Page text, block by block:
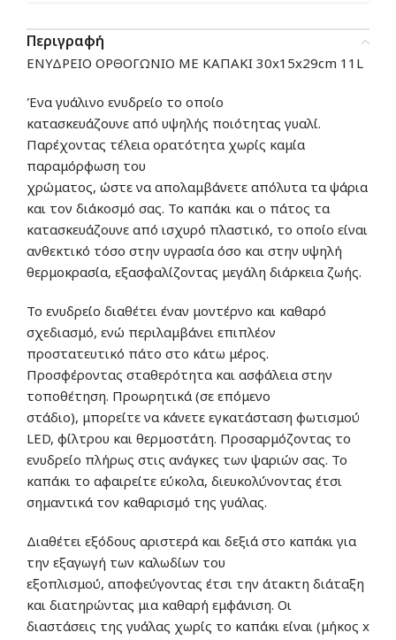
Περιγραφή
ΕΝΥΔΡΕΙΟ ΟΡΘΟΓΩΝΙΟ ΜΕ ΚΑΠΑΚΙ 30x15x29cm 11L
Ένα γυάλινο ενυδρείο το οποίο
κατασκευάζουνε από υψηλής ποιότητας γυαλί.
Παρέχοντας τέλεια ορατότητα χωρίς καμία
παραμόρφωση του
χρώματος, ώστε νααπολαμβάνετε απόλυτα τα ψάρια
και τον διάκοσμό σας. Το καπάκι και ο πάτος τα
κατασκευάζουνε από ισχυρό πλαστικό, το οποίο είναι
ανθεκτικό τόσο στην υγρασία όσο και στην υψηλή
θερμοκρασία, εξασφαλίζοντας μεγάλη διάρκεια ζωής.
Το ενυδρείο διαθέτει έναν μοντέρνο και καθαρό
σχεδιασμό, ενώ περιλαμβάνει επιπλέον
προστατευτικό πάτο στο κάτω μέρος.
Προσφέροντας σταθερότητα και ασφάλεια στην
τοποθέτηση. Προωρητικά(σε επόμενο
στάδιο), μπορείτε να κάνετε εγκατάσταση φωτισμού
LED, φίλτρου και θερμοστάτη. Προσαρμόζοντας το
ενυδρείο πλήρως στις ανάγκες των ψαριών σας. Το
καπάκι το αφαιρείτε εύκολα, διευκολύνοντας έτσι
σημαντικά τον καθαρισμό της γυάλας.
Διαθέτει εξόδους αριστερά και δεξιά στο καπάκι για
την εξαγωγή των καλωδίων του
εξοπλισμού, αποφεύγοντας έτσι την άτακτη διάταξη
και διατηρώντας μια καθαρή εμφάνιση. Οι
διαστάσεις της γυάλας χωρίς το καπάκι είναι (μήκος x